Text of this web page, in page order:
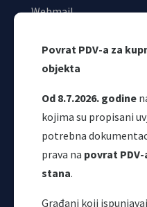
Povrat PDV-a za
objekta
Od 8.7.2026. godine
kojima su propisani
potrebna
prava na povrat
stana.
Građani koji
Webmail
Korisni linkovi